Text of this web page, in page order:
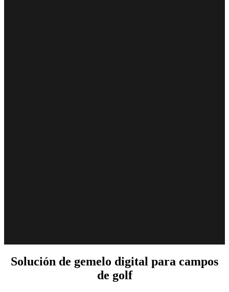
Solución de gemelo digital para campos
de golf